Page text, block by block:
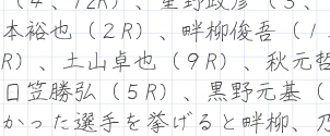
本裕也（２R）、畔柳俊吾（
R）、土山卓也（９R）、秋元
日笠勝弘（５R）、黒野元基
かった選手を挙げると畔柳、